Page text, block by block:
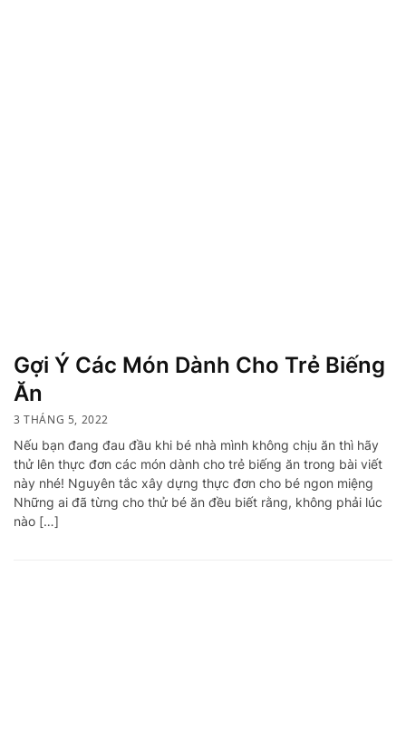
Gợi Ý Các Món Dành Cho Trẻ Biếng
Ăn
3 THÁNG 5, 2022
Nếu bạn đang đau đầu khi bé nhà mình không chịu ăn thì hãy
thử lên thực đơn các món dành cho trẻ biếng ăn trong bài viết
này nhé! Nguyên tắc xây dựng thực đơn cho bé ngon miệng
Những ai đã từng cho thử bé ăn đều biết rằng, không phải lúc
nào […]